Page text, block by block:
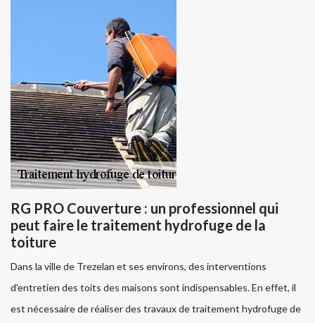
RG PRO Couverture : un professionnel qui
peut faire le traitement hydrofuge de la
toiture
Dans la ville de Trezelan et ses environs, des interventions
d'entretien des toits des maisons sont indispensables. En effet, il
est nécessaire de réaliser des travaux de traitement hydrofuge de